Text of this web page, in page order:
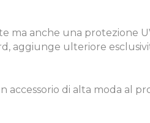
anche una protezione
aggiunge ulteriore
accessorio di alta moda al